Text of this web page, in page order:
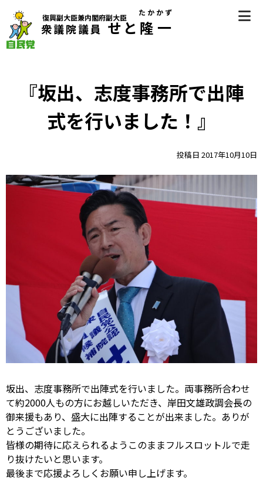
content
復興副大臣兼内閣府副大臣
衆議院議員 せと 隆一
たかかず
（せとたかかず）公式サイト
『坂出、志度事務所で出陣
式を行いました！』
投稿日 2017年10月10日
坂出、志度事務所で出陣式を行いました。両事務所合わせ
て約2000人もの方にお越しいただき、岸田文雄政調会長の
御来援もあり、盛大に出陣することが出来ました。ありが
とうございました。
皆様の期待に応えられるようこのままフルスロットルで走
り抜けたいと思います。
最後まで応援よろしくお願い申し上げます。